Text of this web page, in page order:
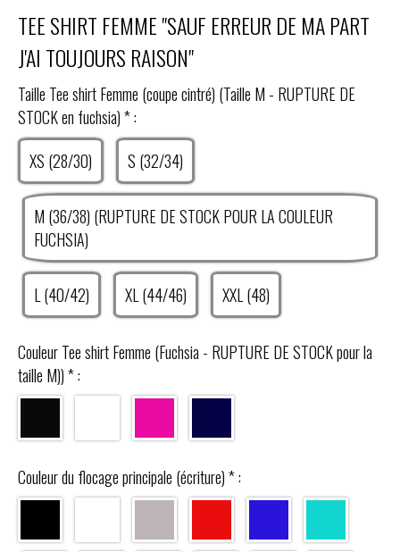
TEE SHIRT FEMME "SAUF ERREUR DE MA PART
J'AI TOUJOURS RAISON"
Taille Tee shirt Femme (coupe cintré) (Taille M - RUPTURE DE
STOCK en fuchsia)*:
XS (28/30)
S (32/34)
M (36/38) (RUPTURE DE STOCK POUR LA COULEUR
FUCHSIA)
L (40/42) XL (44/46) XXL (48)
Couleur Tee shirt Femme (Fuchsia - RUPTURE DE STOCK pour la
taille M))*:
Couleur du flocage principale (écriture)*: